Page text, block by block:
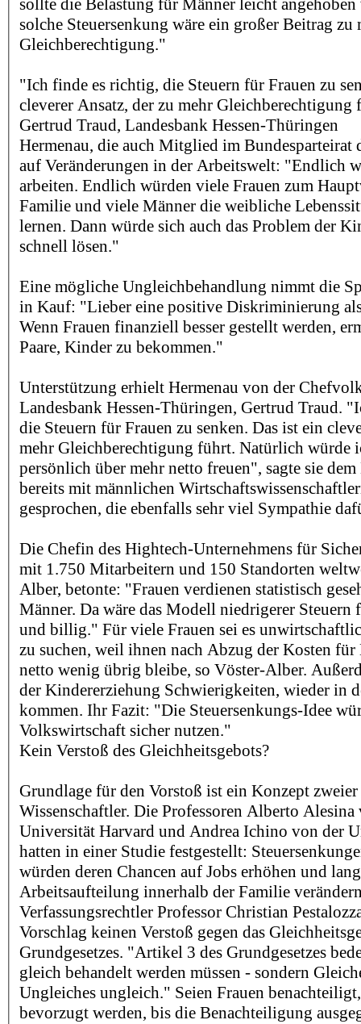
sollte die Belastung für Männer leicht
solche Steuersenkung wäre ein großer Beitrag zu
Gleichberechtigung."
"Ich finde es richtig, die Steuern für Frauen zu
cleverer Ansatz, der zu mehr Gleichberechtigung
Gertrud Traud, Landesbank Hessen-Thüringen
Hermenau, die auch Mitglied im Bundesparteirat
auf Veränderungen in der Arbeitswelt: "Endlich
arbeiten. Endlich würden viele Frauen zum
Familie und viele Männer die weibliche
lernen. Dann würde sich auch das Problem der
schnell lösen."
Eine mögliche Ungleichbehandlung nimmt die
in Kauf: "Lieber eine positive Diskriminierung
Wenn Frauen finanziell besser gestellt werden,
Paare, Kinder zu bekommen."
Unterstützung erhielt Hermenau von der
Landesbank Hessen-Thüringen, Gertrud Traud.
die Steuern für Frauen zu senken. Das ist ein
mehr Gleichberechtigung führt. Natürlich würde
persönlich über mehr netto freuen", sagte sie
bereits mit männlichen
gesprochen, die ebenfalls sehr viel Sympathie
Die Chefin des Hightech-Unternehmens für
mit 1.750 Mitarbeitern und 150 Standorten
Alber, betonte: "Frauen verdienen statistisch
Männer. Da wäre das Modell niedrigerer Steuern
und billig." Für viele Frauen sei es
zu suchen, weil ihnen nach Abzug der Kosten
netto wenig übrig bleibe, so Vöster-Alber.
der Kindererziehung Schwierigkeiten, wieder in
kommen. Ihr Fazit: "Die Steuersenkungs-Idee
Volkswirtschaft sicher nutzen."
Kein Verstoß des Gleichheitsgebots?
Grundlage für den Vorstoß ist ein Konzept
Wissenschaftler. Die Professoren Alberto
Universität Harvard und Andrea Ichino von der
hatten in einer Studie festgestellt:
würden deren Chancen auf Jobs erhöhen und
Arbeitsaufteilung innerhalb der Familie
Verfassungsrechtler Professor Christian
Vorschlag keinen Verstoß gegen das
Grundgesetzes. "Artikel 3 des Grundgesetzes
gleich behandelt werden müssen - sondern
Ungleiches ungleich." Seien Frauen
bevorzugt werden, bis die Benachteiligung